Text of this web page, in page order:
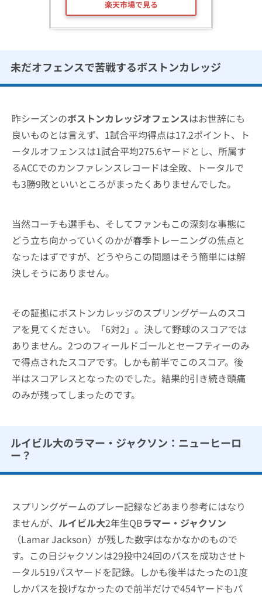
楽天市場で見る
未だオフェンスで苦戦するボストンカレッジ
昨シーズンのボストンカレッジオフェンスはお世辞にも
良いものとは言えず、1試合平均得点は17.2ポイント、ト
ータルオフェンスは1試合平均275.6ヤードとし、所属す
るACCでのカンファレンスレコードは全敗、トータルで
も3勝9敗といいところがまったくありませんでした。
当然コーチも選手も、そしてファンもこの深刻な事態に
どう立ち向かっていくのかが春季トレーニングの焦点と
なったはずですが、どうやらこの問題はそう簡単には解
決しそうにありません。
その証拠にボストンカレッジのスプリングゲームのスコ
アを見てください。「6対2」。決して野球のスコアでは
ありません。2つのフィールドゴールとセーフティーのみ
で得点されたスコアです。しかも前半でこのスコア。後
半はスコアレスとなったのでした。結果的引き続き頭痛
のみが残ってしまったのです。
ルイビル大のラマー・ジャクソン：ニューヒーロ
ー？
スプリングゲームのプレー記録などあまり参考にはなり
ませんが、 ルイビル大2年生QBラマー・ジャクソン
（Lamar Jackson）が残した数字はなかなかのもので
す。この日ジャクソンは29投中24回のパスを成功させト
ータル519パスヤードを記録。しかも後半はたったの1度
しかパスを投げなかったので前半だけで454ヤードもパ